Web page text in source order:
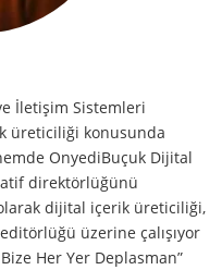
İletişim Sistemleri
üreticiliği konusunda
OnyediBuçuk Dijital
direktörlüğünü
dijital içerik üreticiliği,
üzerine çalışıyor
Her Yer Deplasman”